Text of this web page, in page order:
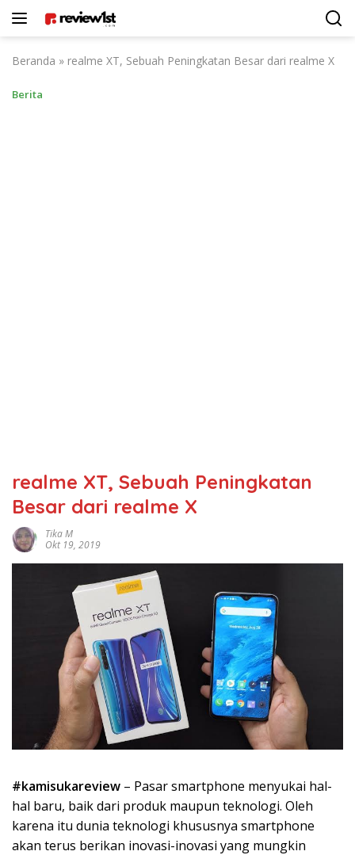
Beranda » realme XT, Sebuah Peningkatan Besar dari realme X
Berita
realme XT, Sebuah Peningkatan
Besar dari realme X
Tika M
Okt 19, 2019
#kamisukareview – Pasar smartphone menyukai hal-
hal baru, baik dari produk maupun teknologi. Oleh
karena itu dunia teknologi khususnya smartphone
akan terus berikan inovasi-inovasi yang mungkin